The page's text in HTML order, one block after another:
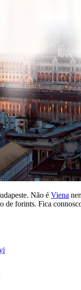
Não é Viena
forints. Fica